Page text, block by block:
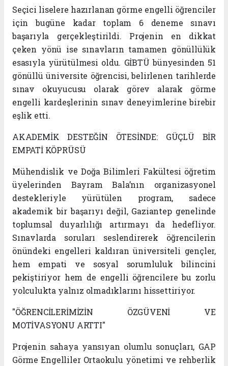
Seçici liselere hazırlanan görme engelli öğrenciler
için bugüne kadar toplam 6 deneme sınavı
başarıyla gerçekleştirildi. Projenin en dikkat
çeken yönü ise sınavların tamamen gönüllülük
esasıyla yürütülmesi oldu. GİBTÜ bünyesinden 51
gönüllü üniversite öğrencisi, belirlenen tarihlerde
sınav okuyucusu olarak görev alarak görme
engelli kardeşlerinin sınav deneyimlerine birebir
eşlik etti.
AKADEMİK DESTEĞİN ÖTESİNDE: GÜÇLÜ BİR
EMPATİ KÖPRÜSÜ
Mühendislik ve Doğa Bilimleri Fakültesi öğretim
üyelerinden Bayram Bala’nın organizasyonel
destekleriyle yürütülen program, sadece
akademik bir başarıyı değil, Gaziantep genelinde
toplumsal duyarlılığı artırmayı da hedefliyor.
Sınavlarda soruları seslendirerek öğrencilerin
önündeki engelleri kaldıran üniversiteli gençler,
hem empati ve sosyal sorumluluk bilincini
pekiştiriyor hem de engelli öğrencilere bu zorlu
yolculukta yalnız olmadıklarını hissettiriyor.
"ÖĞRENCİLERİMİZİN ÖZGÜVENİ VE
MOTİVASYONU ARTTI"
Projenin sahaya yansıyan olumlu sonuçları, GAP
Görme Engelliler Ortaokulu yönetimi ve rehberlik